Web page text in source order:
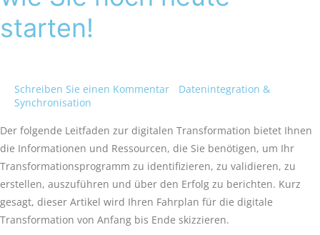
starten!
Schreiben Sie einen Kommentar
Datenintegration &
Synchronisation
Der folgende Leitfaden zur digitalen Transformation bietet Ihnen
die Informationen und Ressourcen, die Sie benötigen, um Ihr
Transformationsprogramm zu identifizieren, zu validieren, zu
erstellen, auszuführen und über den Erfolg zu berichten. Kurz
gesagt, dieser Artikel wird Ihren Fahrplan für die digitale
Transformation von Anfang bis Ende skizzieren.